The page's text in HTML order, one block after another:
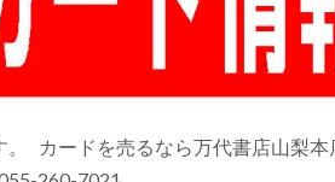
。 カードを売るなら万代書店山梨本